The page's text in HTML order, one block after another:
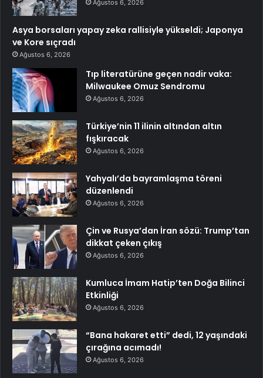
Ağustos 6, 2026
Asya borsaları yapay zeka rallisiyle yükseldi; Japonya
ve Kore sıçradı
Ağustos 6, 2026
Tıp literatürüne geçen nadir vaka:
Milwaukee Omuz Sendromu
Ağustos 6, 2026
Türkiye’nin 11 ilinin altından altın
fışkıracak
Ağustos 6, 2026
Yahyalı’da bayramlaşma töreni
düzenlendi
Ağustos 6, 2026
Çin ve Rusya’dan İran sözü: Trump’tan
dikkat çeken çıkış
Ağustos 6, 2026
Kumluca İmam Hatip’ten Doğa Bilinci
Etkinliği
Ağustos 6, 2026
“Bana hakaret etti” dedi, 12 yaşındaki
çırağına acımadı!
Ağustos 6, 2026